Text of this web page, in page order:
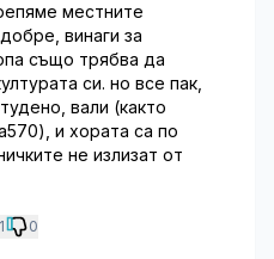
местните
винаги за
също трябва да
си. но все пак,
вали (както
и хората са по
не излизат от
1 0